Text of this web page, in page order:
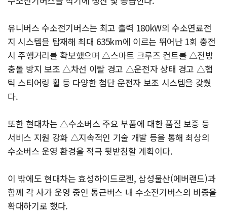
유니버스 수소전기버스는 최고 출력 180kW의 수소연료전
지 시스템을 탑재해 최대 635km에 이르는 뛰어난 1회 충전
시 주행거리를 확보했으며 △스마트 크루즈 컨트롤 △전방
충돌 방지 보조 △차선 이탈 경고 △운전자 상태 경고 △햅
틱 스티어링 휠 등 다양한 첨단 운전자 보조 시스템을 갖췄
다.
또한 현대차는 △수소버스 주요 부품에 대한 품질 보증 등
서비스 지원 강화 △지속적인 기술 개발 등을 통해 최상의
수소버스 운영 환경을 적극 뒷받침할 계획이다.
이 밖에도 현대차는 효성하이드로젠, 삼성물산(에버랜드)과
함께 각 사가 운영 중인 통근버스 내 수소전기버스의 비중을
확대하기로 했다.